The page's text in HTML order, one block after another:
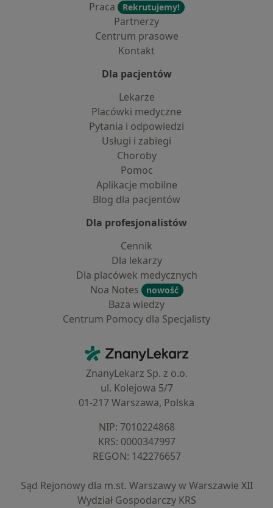
Praca
Rekrutujemy!
Partnerzy
Centrum prasowe
Kontakt
Dla pacjentów
Lekarze
Placówki medyczne
Pytania i odpowiedzi
Usługi i zabiegi
Choroby
Pomoc
Aplikacje mobilne
Blog dla pacjentów
Dla profesjonalistów
Cennik
Dla lekarzy
Dla placówek medycznych
Noa Notes
nowość
Baza wiedzy
Centrum Pomocy dla Specjalisty
ZnanyLekarz - Strona główna
ZnanyLekarz Sp. z o.o.
ul. Kolejowa 5/7
01-217 Warszawa, Polska
NIP: ⁠7010224868
KRS: ⁠0000347997
REGON: ⁠142276657
Sąd Rejonowy dla m.st. Warszawy w Warszawie XII
Wydział Gospodarczy KRS